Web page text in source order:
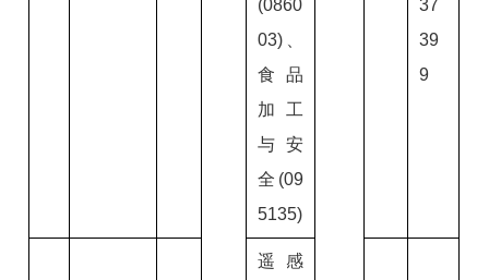
(0860
03)、
食品
加工
与安
全(09
5135)
37
39
9
遥感